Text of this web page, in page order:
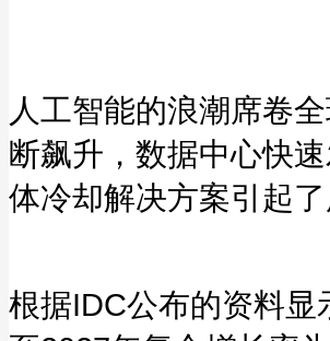
人工智能的浪潮席卷
断飙升，数据中心快
体冷却解决方案引起了
根据IDC公布的资料